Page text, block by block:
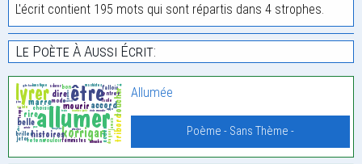
L'écrit contient 195 mots qui sont répartis dans 4 strophes.
Le Poète À Aussi Écrit:
Allumée
Poème - Sans Thème -